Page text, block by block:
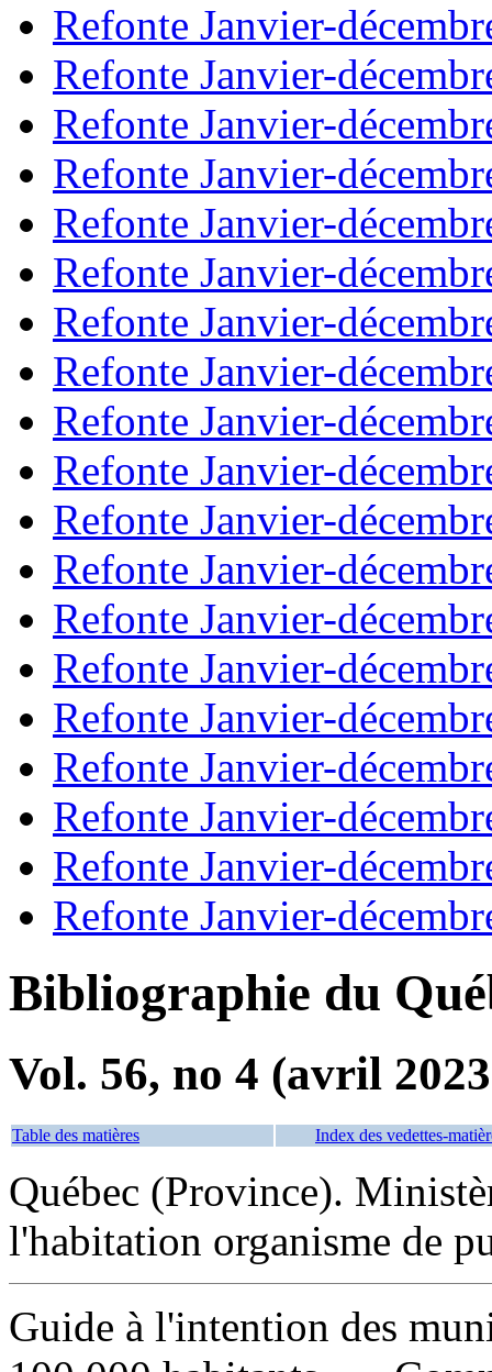
Refonte Janvier-
Refonte Janvier-
Refonte Janvier-
Refonte Janvier-
Refonte Janvier-
Refonte Janvier-
Refonte Janvier-
Refonte Janvier-
Refonte Janvier-
Refonte Janvier-
Refonte Janvier-
Refonte Janvier-
Refonte Janvier-
Refonte Janvier-
Refonte Janvier-
Refonte Janvier-
Refonte Janvier-
Refonte Janvier-
Refonte Janvier-
Bibliographie du
Vol. 56, no 4 (avril
Table des matières Index des vedettes-
Québec (Province).
l'habitation organisme de
Guide à l'intention des